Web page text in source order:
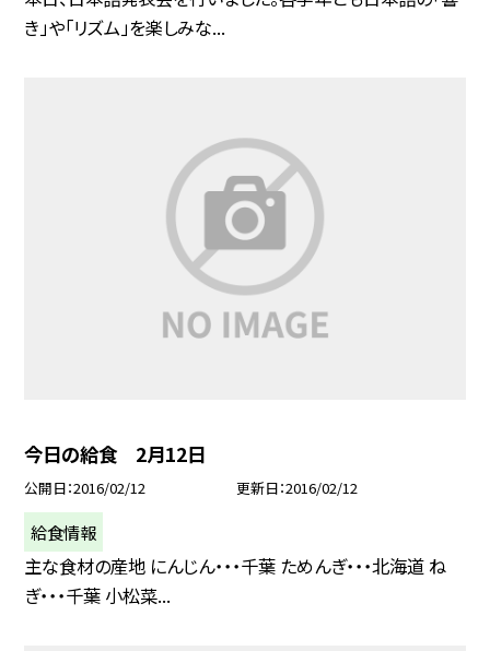
き」や「リズム」を楽しみな...
今日の給食 2月12日
公開日 2016/02/12 更新日 2016/02/12
給食情報
主な食材の産地 にんじん・・・千葉 ためんぎ・・・北海道 ね
ぎ・・・千葉 小松菜...